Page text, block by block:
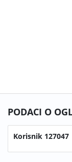
PODACI O
Korisnik 127047